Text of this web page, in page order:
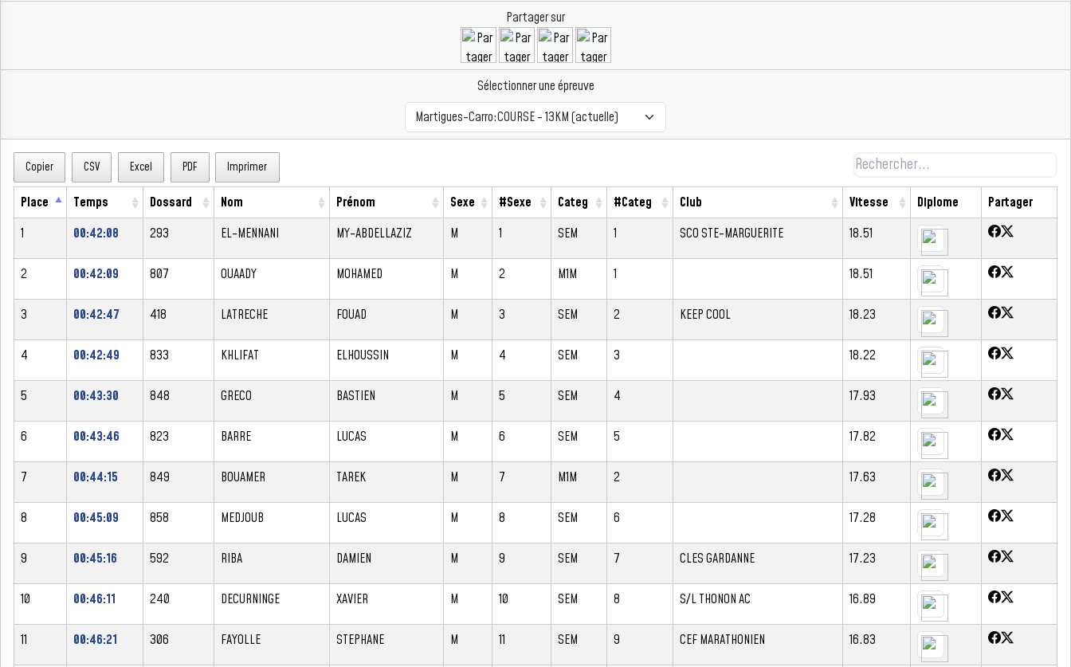
Partager sur
Sélectionner une épreuve
Copier CSV Excel PDF Imprimer
Place Temps Dossard Nom Prénom Sexe #Sexe Categ #Categ Club Vitesse Diplome
Partager
1
00:42:08 293 EL-MENNANI MY-ABDELLAZIZ M 1 SEM 1 SCO STE-MARGUERITE 18.51
2 00:42:09 807 OUAADY MOHAMED M 2 M1M 1 18.51
3 00:42:47 418 LATRECHE FOUAD M 3 SEM 2 KEEP COOL 18.23
4 00:42:49 833 KHLIFAT ELHOUSSIN M 4 SEM 3 18.22
5 00:43:30 848 GRECO BASTIEN M 5 SEM 4 17.93
6 00:43:46 823 BARRE LUCAS M 6 SEM 5 17.82
7 00:44:15 849 BOUAMER TAREK M 7 M1M 2 17.63
8 00:45:09 858 MEDJOUB LUCAS M 8 SEM 6 17.28
9 00:45:16 592 RIBA DAMIEN M 9 SEM 7 CLES GARDANNE 17.23
10 00:46:11 240 DECURNINGE XAVIER M 10 SEM 8 S/L THONON AC 16.89
11 00:46:21 306 FAYOLLE STEPHANE M 11 SEM 9 CEF MARATHONIEN 16.83